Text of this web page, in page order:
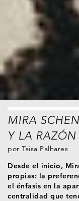
MIRA
Y LA
por Taisa Palhares
Desde el inicio,
propias: la
el énfasis en la
centralidad que